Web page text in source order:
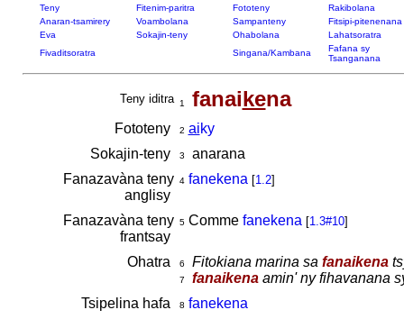
Teny Fitenim-paritra Fototeny
Rakibolana
Anaran-tsamirery
Voambolana Sampanteny
Fitsipi-pitenenana
Eva
Sokajin-teny Ohabolana
Lahatsoratra
Fivaditsoratra
Singana/Kambana
Fafana sy
Tsanganana
Teny iditra 1 fanaikena
Fototeny 2 aiky
Sokajin-teny
3
anarana
Fanazavàna teny
anglisy
4 fanekena [1.2]
Fanazavàna teny
frantsay
5Comme fanekena [1.3#10]
Ohatra 6 Fitokiana marina sa fanaikena
7 fanaikenaamin' ny fihavanana
Tsipelina hafa
8 fanekena